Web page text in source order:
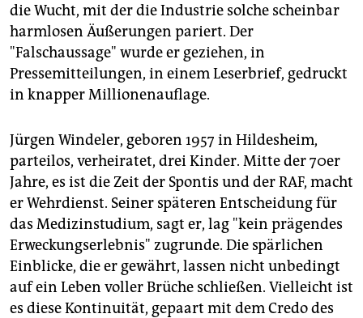
die Wucht, mit der die Industrie solche scheinbar
harmlosen Äußerungen pariert. Der
"Falschaussage" wurde er geziehen, in
Pressemitteilungen, in einem Leserbrief, gedruckt
in knapper Millionenauflage.
Jürgen Windeler, geboren 1957 in Hildesheim,
parteilos, verheiratet, drei Kinder. Mitte der 70er
Jahre, es ist die Zeit der Spontis und der RAF, macht
er Wehrdienst. Seiner späteren Entscheidung für
das Medizinstudium, sagt er, lag "kein prägendes
Erweckungserlebnis" zugrunde. Die spärlichen
Einblicke, die er gewährt, lassen nicht unbedingt
auf ein Leben voller Brüche schließen. Vielleicht ist
es diese Kontinuität, gepaart mit dem Credo des